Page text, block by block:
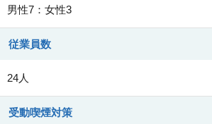
男性7：女性3
従業員数
24人
受動喫煙対策